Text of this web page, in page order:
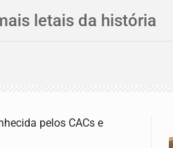
letais da história
pelos CACs e